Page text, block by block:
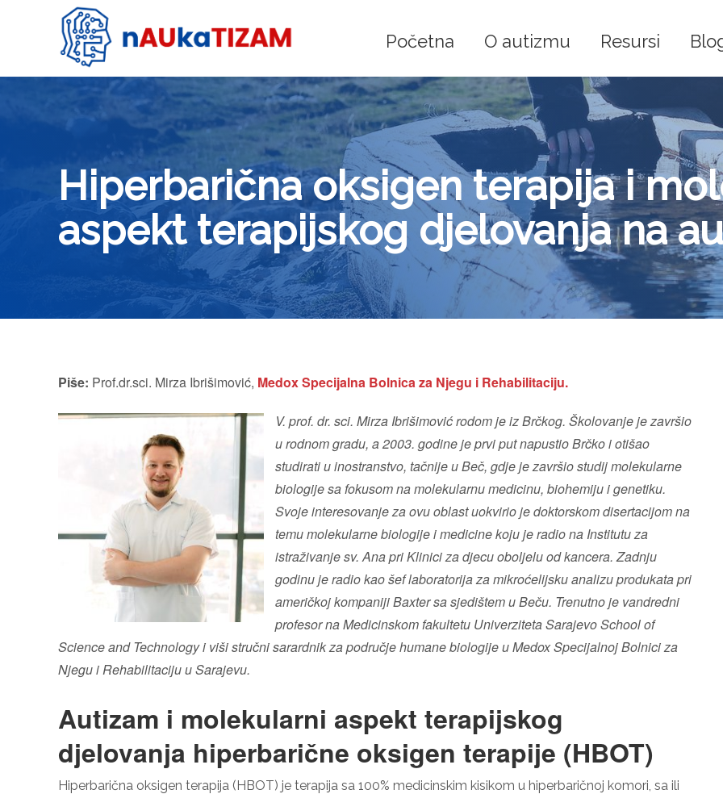
Početna O autizmu Resursi
Hiperbarična oksigen terapija i
aspekt terapijskog djelovanja na
Piše: Prof.dr.sci. Mirza Ibrišimović, Medox Specijalna Bolnica za Njegu i Rehabilitaciju.
V. prof. dr. sci. Mirza Ibrišimović rodom je iz Brčkog. Školovanje je završio
u rodnom gradu, a 2003. godine je prvi put napustio Brčko i otišao
studirati u inostranstvo, tačnije u Beč, gdje je završio studij molekularne
biologije sa fokusom na molekularnu medicinu, biohemiju i genetiku.
Svoje interesovanje za ovu oblast uokvirio je doktorskom disertacijom na
temu molekularne biologije i medicine koju je radio na Institutu za
istraživanje sv. Ana pri Klinici za djecu oboljelu od kancera. Zadnju
godinu je radio kao šef laboratorija za mikroćelijsku analizu produkata pri
američkoj kompaniji Baxter sa sjedištem u Beču. Trenutno je vandredni
profesor na Medicinskom fakultetu Univerziteta Sarajevo School of
Science and Technology i viši stručni sarardnik za područje humane biologije u Medox Specijalnoj Bolnici za
Njegu i Rehabilitaciju u Sarajevu.
Autizam i molekularni aspekt terapijskog
djelovanja hiperbarične oksigen terapije (HBOT)
Hiperbarična oksigen terapija (HBOT) je terapija sa 100% medicinskim kisikom u hiperbaričnoj komori, sa ili
funkcioniranje
web stranice.